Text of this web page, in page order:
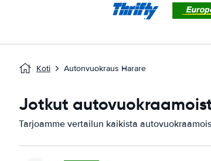
Koti Autonvuokraus Harare
Jotkut
Tarjoamme vertailun kaikista